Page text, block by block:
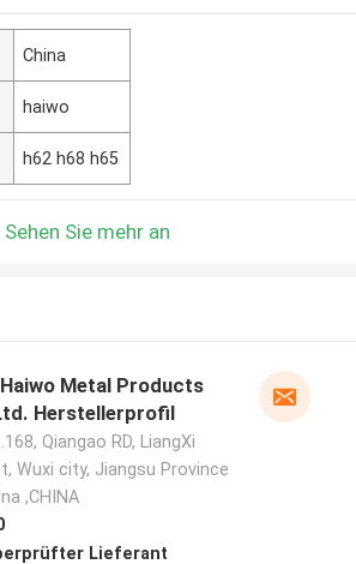
China
haiwo
h62 h68 h65
Sehen Sie mehr an
Metal Products
Herstellerprofil
Qiangao RD, LiangXi
Wuxi city, Jiangsu Province
,CHINA
Lieferant